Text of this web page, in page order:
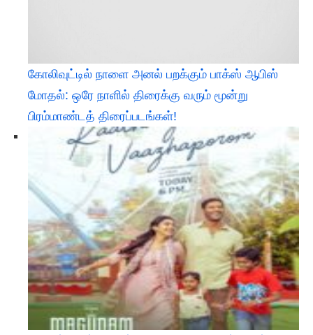
கோலிவுட்டில் நாளை அனல் பறக்கும் பாக்ஸ் ஆபிஸ்
மோதல்: ஒரே நாளில் திரைக்கு வரும் மூன்று
பிரம்மாண்டத் திரைப்படங்கள்!